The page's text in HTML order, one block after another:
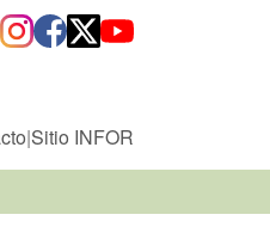
|Sitio INFOR